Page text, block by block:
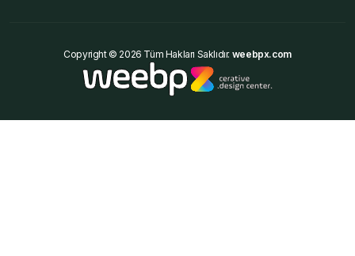
Copyright © 2026 Tüm Hakları Saklıdır. weebpx.com